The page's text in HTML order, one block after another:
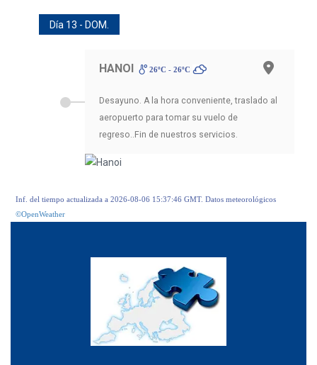
Día 13 - DOM.
HANOI 26ºC - 26ºC
Desayuno. A la hora conveniente, traslado al
aeropuerto para tomar su vuelo de
regreso..Fin de nuestros servicios.
Inf. del tiempo actualizada a 2026-08-06 15:37:46 GMT. Datos meteorológicos
©OpenWeather